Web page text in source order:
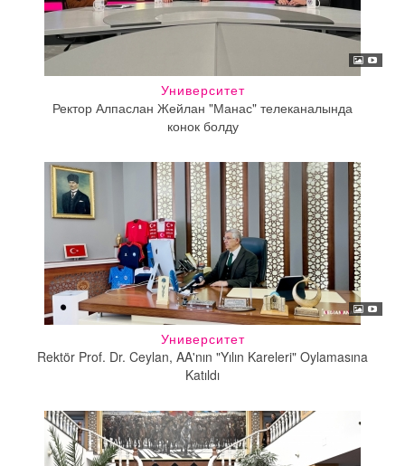
Университет
Ректор Алпаслан Жейлан "Манас" телеканалында
конок болду
Университет
Rektör Prof. Dr. Ceylan, AA'nın "Yılın Kareleri" Oylamasına
Katıldı